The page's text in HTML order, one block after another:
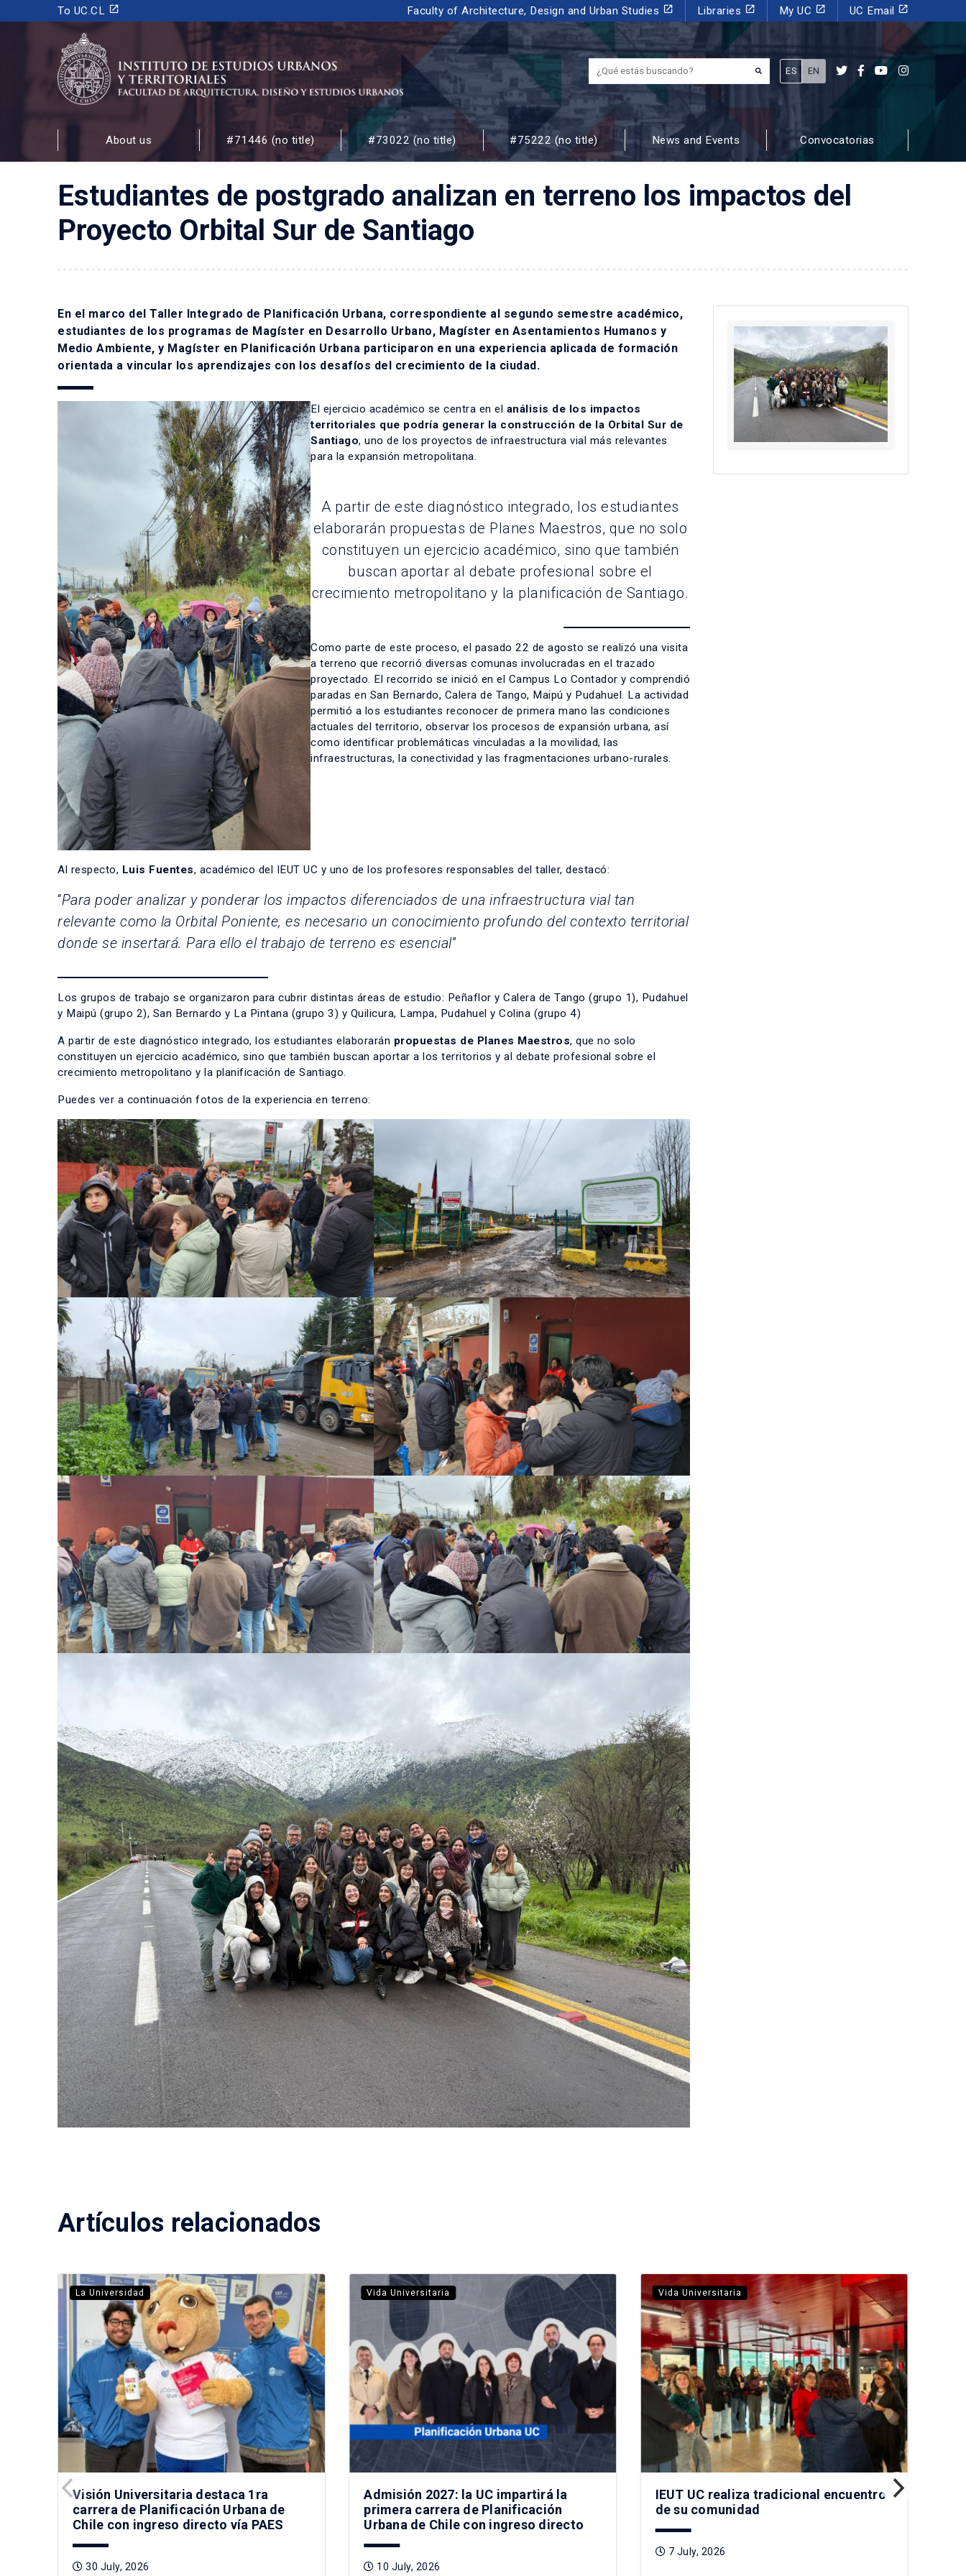
To UC.CL launch Faculty of Architecture, Design and Urban Studies launch Libraries launch My UC launch UC Email launch
INSTITUTO DE ESTUDIOS URBANOS
Y TERRITORIALES
FACULTAD DE ARQUITECTURA, DISEÑO Y ESTUDIOS URBANOS
¿Qué estás buscando?
ES EN
About us #71446 (no title) #73022 (no title) #75222 (no title) News and Events Convocatorias
Estudiantes de postgrado analizan en terreno los impactos del
Proyecto Orbital Sur de Santiago
En el marco del Taller Integrado de Planificación Urbana, correspondiente al segundo semestre académico,
estudiantes de los programas de Magíster en Desarrollo Urbano, Magíster en Asentamientos Humanos y
Medio Ambiente, y Magíster en Planificación Urbana participaron en una experiencia aplicada de formación
orientada a vincular los aprendizajes con los desafíos del crecimiento de la ciudad.
El ejercicio académico se centra en el análisis de los impactos
territoriales que podría generar la construcción de la Orbital Sur de
Santiago, uno de los proyectos de infraestructura vial más relevantes
para la expansión metropolitana.
A partir de este diagnóstico integrado, los estudiantes
elaborarán propuestas de Planes Maestros, que no solo
constituyen un ejercicio académico, sino que también
buscan aportar al debate profesional sobre el
crecimiento metropolitano y la planificación de Santiago.
Como parte de este proceso, el pasado 22 de agosto se realizó una visita
a terreno que recorrió diversas comunas involucradas en el trazado
proyectado. El recorrido se inició en el Campus Lo Contador y comprendió
paradas en San Bernardo, Calera de Tango, Maipú y Pudahuel. La actividad
permitió a los estudiantes reconocer de primera mano las condiciones
actuales del territorio, observar los procesos de expansión urbana, así
como identificar problemáticas vinculadas a la movilidad, las
infraestructuras, la conectividad y las fragmentaciones urbano-rurales.
Al respecto, Luis Fuentes, académico del IEUT UC y uno de los profesores responsables del taller, destacó:
“Para poder analizar y ponderar los impactos diferenciados de una infraestructura vial tan
relevante como la Orbital Poniente, es necesario un conocimiento profundo del contexto territorial
donde se insertará. Para ello el trabajo de terreno es esencial”
Los grupos de trabajo se organizaron para cubrir distintas áreas de estudio: Peñaflor y Calera de Tango (grupo 1), Pudahuel
y Maipú (grupo 2), San Bernardo y La Pintana (grupo 3) y Quilicura, Lampa, Pudahuel y Colina (grupo 4)
A partir de este diagnóstico integrado, los estudiantes elaborarán propuestas de Planes Maestros, que no solo
constituyen un ejercicio académico, sino que también buscan aportar a los territorios y al debate profesional sobre el
crecimiento metropolitano y la planificación de Santiago.
Puedes ver a continuación fotos de la experiencia en terreno:
Artículos relacionados
La Universidad
Visión Universitaria destaca 1ra
carrera de Planificación Urbana de
Chile con ingreso directo vía PAES
30 July, 2026
Vida Universitaria
Admisión 2027: la UC impartirá la
primera carrera de Planificación
Urbana de Chile con ingreso directo
10 July, 2026
Vida Universitaria
IEUT UC realiza tradicional encuentro
de su comunidad
7 July, 2026